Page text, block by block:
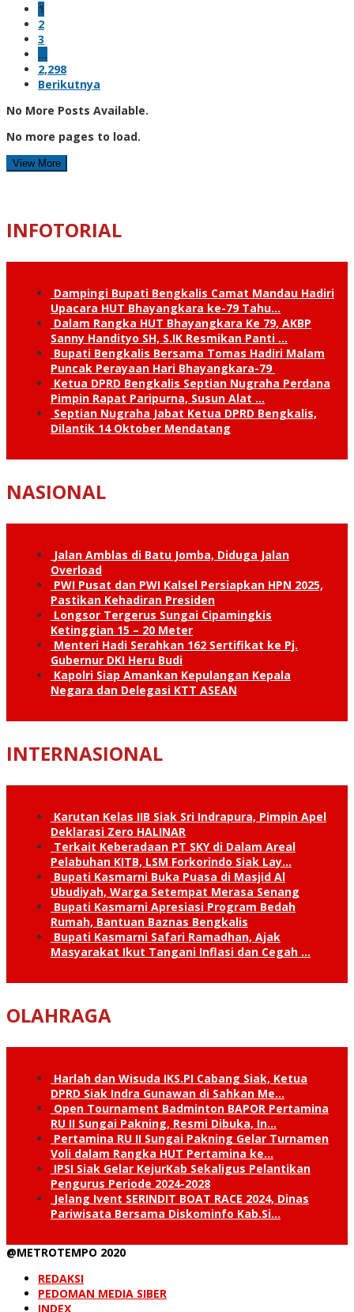
1
2
3
…
2,298
Berikutnya
No More Posts Available.
No more pages to load.
View More
INFOTORIAL
Dampingi Bupati Bengkalis Camat Mandau Hadiri
Upacara HUT Bhayangkara ke-79 Tahu…
Dalam Rangka HUT Bhayangkara Ke 79, AKBP
Sanny Handityo SH, S.IK Resmikan Panti …
Bupati Bengkalis Bersama Tomas Hadiri Malam
Puncak Perayaan Hari Bhayangkara-79
Ketua DPRD Bengkalis Septian Nugraha Perdana
Pimpin Rapat Paripurna, Susun Alat …
Septian Nugraha Jabat Ketua DPRD Bengkalis,
Dilantik 14 Oktober Mendatang
NASIONAL
Jalan Amblas di Batu Jomba, Diduga Jalan
Overload
PWI Pusat dan PWI Kalsel Persiapkan HPN 2025,
Pastikan Kehadiran Presiden
Longsor Tergerus Sungai Cipamingkis
Ketinggian 15 – 20 Meter
Menteri Hadi Serahkan 162 Sertifikat ke Pj.
Gubernur DKI Heru Budi
Kapolri Siap Amankan Kepulangan Kepala
Negara dan Delegasi KTT ASEAN
INTERNASIONAL
Karutan Kelas IIB Siak Sri Indrapura, Pimpin Apel
Deklarasi Zero HALINAR
Terkait Keberadaan PT SKY di Dalam Areal
Pelabuhan KITB, LSM Forkorindo Siak Lay…
Bupati Kasmarni Buka Puasa di Masjid Al
Ubudiyah, Warga Setempat Merasa Senang
Bupati Kasmarni Apresiasi Program Bedah
Rumah, Bantuan Baznas Bengkalis
Bupati Kasmarni Safari Ramadhan, Ajak
Masyarakat Ikut Tangani Inflasi dan Cegah …
OLAHRAGA
Harlah dan Wisuda IKS.PI Cabang Siak, Ketua
DPRD Siak Indra Gunawan di Sahkan Me…
Open Tournament Badminton BAPOR Pertamina
RU II Sungai Pakning, Resmi Dibuka, In…
Pertamina RU II Sungai Pakning Gelar Turnamen
Voli dalam Rangka HUT Pertamina ke…
IPSI Siak Gelar KejurKab Sekaligus Pelantikan
Pengurus Periode 2024-2028
Jelang Ivent SERINDIT BOAT RACE 2024, Dinas
Pariwisata Bersama Diskominfo Kab.Si…
@METROTEMPO 2020
REDAKSI
PEDOMAN MEDIA SIBER
INDEX